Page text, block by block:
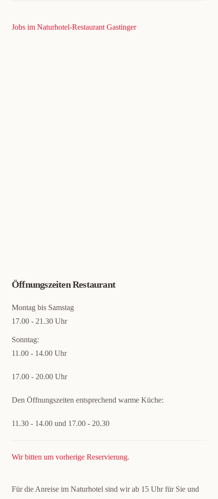
Jobs im Naturhotel-Restaurant Gastinger
Öffnungszeiten Restaurant
Montag bis Samstag
17.00 - 21.30 Uhr
Sonntag:
11.00 - 14.00 Uhr
17.00 - 20.00 Uhr
Den Öffnungszeiten entsprechend warme Küche:
11.30 - 14.00 und 17.00 - 20.30
Wir bitten um vorherige Reservierung.
Für die Anreise im Naturhotel sind wir ab 15 Uhr für Sie und